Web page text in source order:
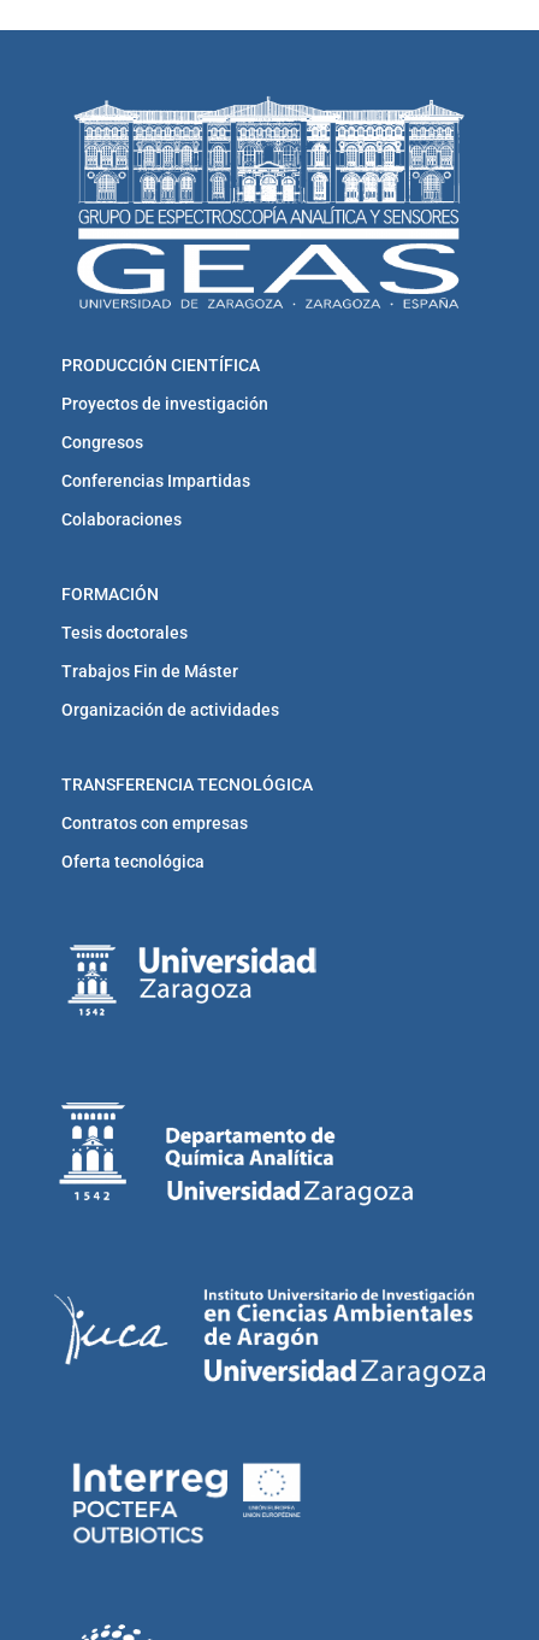
PRODUCCIÓN CIENTÍFICA
Proyectos de investigación
Congresos
Conferencias Impartidas
Colaboraciones
FORMACIÓN
Tesis doctorales
Trabajos Fin de Máster
Organización de actividades
TRANSFERENCIA TECNOLÓGICA
Contratos con empresas
Oferta tecnológica